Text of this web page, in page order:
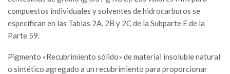
compuestos individuales y solventes de hidrocarburos se
especifican en las Tablas 2A, 2B y 2C de la Subparte E de la
Parte 59.
Pigmento «Recubrimiento sólido» de material insoluble natural
o sintético agregado a un recubrimiento para proporcionar